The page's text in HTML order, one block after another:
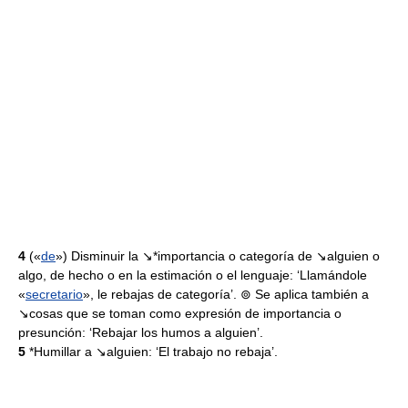
4 («de») Disminuir la ↘*importancia o categoría de ↘alguien o
algo, de hecho o en la estimación o el lenguaje: ‘Llamándole
«secretario», le rebajas de categoría’. ⊚ Se aplica también a
↘cosas que se toman como expresión de importancia o
presunción: ‘Rebajar los humos a alguien’.
5 *Humillar a ↘alguien: ‘El trabajo no rebaja’.